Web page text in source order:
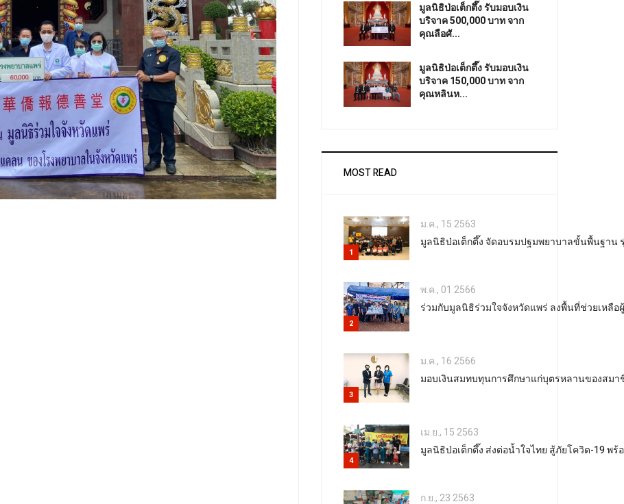
มูลนิธิป่อเต็กตึ๊ง รับมอบเงิน
บริจาค 500,000 บาท จาก
คุณลือศั...
มูลนิธิป่อเต็กตึ๊ง รับมอบเงิน
บริจาค 150,000 บาท จาก
คุณหลินห...
MOST READ
1
ม.ค., 15 2563
มูลนิธิป่อเต็กตึ๊ง จัดอบรมปฐมพยาบาลขั้นพื้นฐาน
2
พ.ค., 01 2566
ร่วมกับมูลนิธิร่วมใจจังหวัดแพร่ ลงพื้นที่ช่วยเหลื
3
ม.ค., 16 2566
มอบเงินสมทบทุนการศึกษาแก่บุตรหลานของสม
4
เม.ย., 15 2563
มูลนิธิป่อเต็กตึ๊ง ส่งต่อน้ำใจไทย สู้ภัยโควิด-19 พ
ก.ย., 23 2563